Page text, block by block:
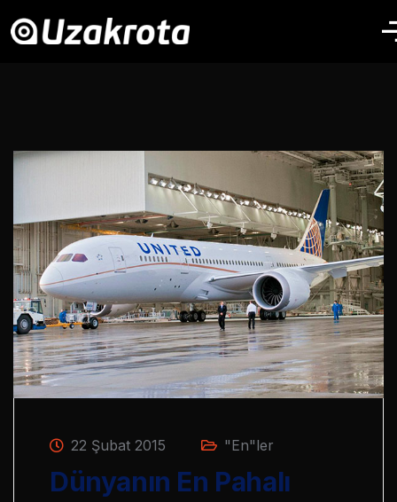
22 Şubat 2015 "En"ler
Dünyanın En Pahalı